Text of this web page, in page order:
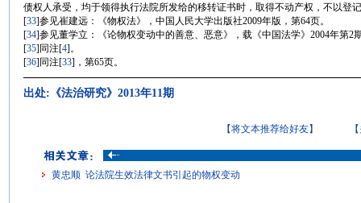
债权人承受，均于领得执行法院所发给的移转证书时，取得不动产权，不以登
[33]参见崔建远：《物权法》，中国人民大学出版社2009年版，第64页。
[34]参见董学立：《论物权变动中的善意、恶意》，载《中国法学》2004年第2
[35]同注[4]。
[36]同注[33]，第65页。
出处:《法治研究》2013年11期
【将文本推荐给好友】
黄忠顺 论法院生效法律文书引起的物权变动